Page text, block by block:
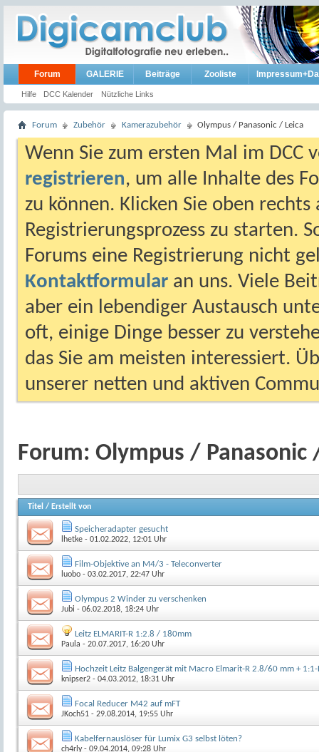
Forum
Hilfe DCC Kalender Nützliche Links
GALERIE Beiträge Zooliste
Forum Zubehör Kamerazubehör Olympus / Panasonic / Leica
Wenn Sie zum ersten Mal im DCC
registrieren, um alle Inhalte des
zu können. Klicken Sie oben
Registrierungsprozess zu starten.
Forums eine Registrierung nicht
Kontaktformular an uns. Viele
aber ein lebendiger Austausch
oft, einige Dinge besser zu
das Sie am meisten interessiert.
unserer netten und aktiven
Forum: Olympus / Panasonic
Titel / Erstellt von
Speicheradapter gesucht
lhetke - 01.02.2022, 12:01 Uhr
Film-Objektive an M4/3 - Teleconverter
luobo - 03.02.2017, 22:47 Uhr
Olympus 2 Winder zu verschenken
Jubi - 06.02.2018, 18:24 Uhr
Leitz ELMARIT-R 1:2.8 / 180mm
Paula - 20.07.2017, 16:20 Uhr
Hochzeit Leitz Balgengerät mit Macro Elmarit-R 2.8/60 mm + 1:1-
knipser2 - 04.03.2012, 18:31 Uhr
Focal Reducer M42 auf mFT
JKoch51 - 29.08.2014, 19:55 Uhr
Kabelfernauslöser für Lumix G3 selbst löten?
ch4rly- 09.04.2014, 09:28 Uhr